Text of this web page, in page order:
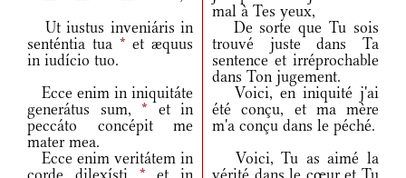
mal à Tes yeux,
Ut iustus inveniáris in
senténtia tua * et æquus
in iudício tuo.
De sorte que Tu sois
trouvé juste dans Ta
sentence et irréprochable
dans Ton jugement.
Ecce enim in iniquitáte
generátus sum, * et in
peccáto concépit me
mater mea.
Voici, en iniquité j'ai
été conçu, et ma mère
m'a conçu dans le péché.
Ecce enim veritátem in
Voici, Tu as aimé la